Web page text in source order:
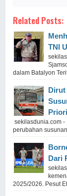
Related Posts:
TNI
dalam Batalyon
Dirut
sekilasdunia.com -
perubahan
Dari
2025/2026. Pesut